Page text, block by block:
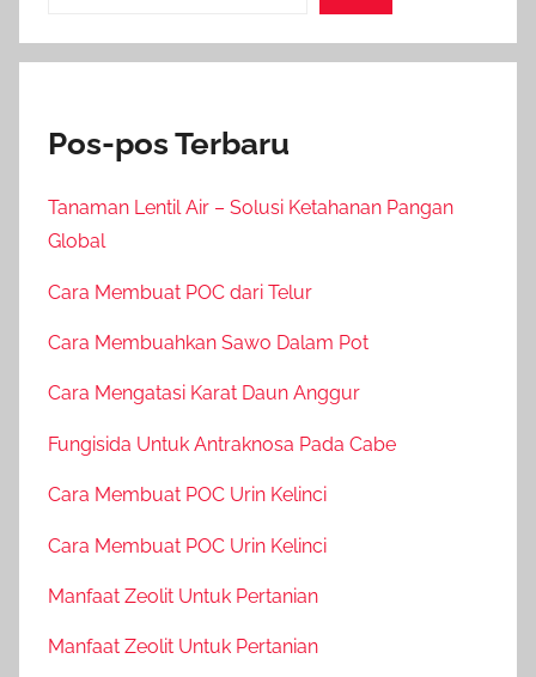
Pos-pos Terbaru
Tanaman Lentil Air – Solusi Ketahanan Pangan
Global
Cara Membuat POC dari Telur
Cara Membuahkan Sawo Dalam Pot
Cara Mengatasi Karat Daun Anggur
Fungisida Untuk Antraknosa Pada Cabe
Cara Membuat POC Urin Kelinci
Cara Membuat POC Urin Kelinci
Manfaat Zeolit Untuk Pertanian
Manfaat Zeolit Untuk Pertanian